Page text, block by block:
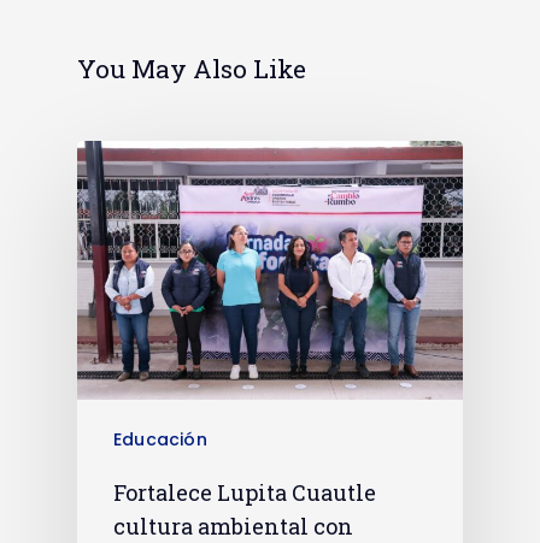
You May Also Like
Educación
Fortalece Lupita Cuautle
cultura ambiental con